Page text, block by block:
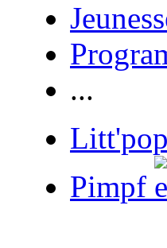
...
Litt'pop
Pimpf